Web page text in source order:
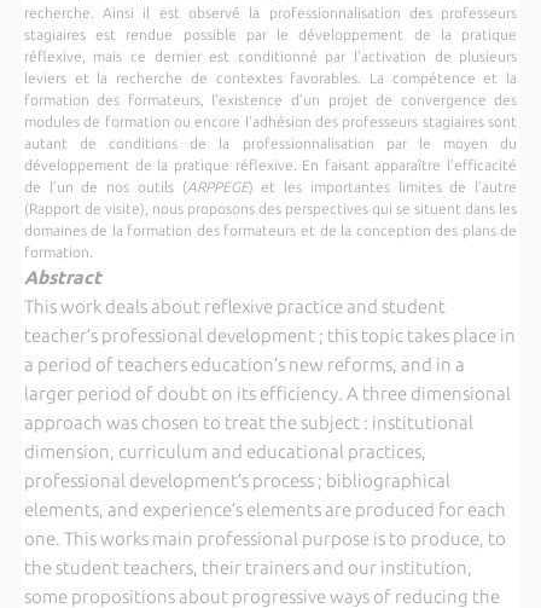
recherche. Ainsi il est observé la professionnalisation des professeurs
stagiaires est rendue possible par le développement de la pratique
réflexive, mais ce dernier est conditionné par l’activation de plusieurs
leviers et la recherche de contextes favorables. La compétence et la
formation des formateurs, l’existence d’un projet de convergence des
modules de formation ou encore l’adhésion des professeurs stagiaires sont
autant de conditions de la professionnalisation par le moyen du
développement de la pratique réflexive. En faisant apparaître l’efficacité
de l’un de nos outils (ARPPEGE) et les importantes limites de l’autre
(Rapport de visite), nous proposons des perspectives qui se situent dans les
domaines de la formation des formateurs et de la conception des plans de
formation.
Abstract
This work deals about reflexive practice and student
teacher’s professional development ; this topic takes place in
a period of teachers education’s new reforms, and in a
larger period of doubt on its efficiency. A three dimensional
approach was chosen to treat the subject : institutional
dimension, curriculum and educational practices,
professional development’s process ; bibliographical
elements, and experience’s elements are produced for each
one. This works main professional purpose is to produce, to
the student teachers, their trainers and our institution,
some propositions about progressive ways of reducing the